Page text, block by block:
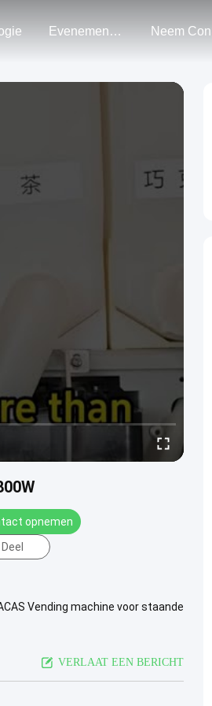
Evenementen
opnemen
Deel
Vending machine voor staande
VERLAAT EEN BERICHT